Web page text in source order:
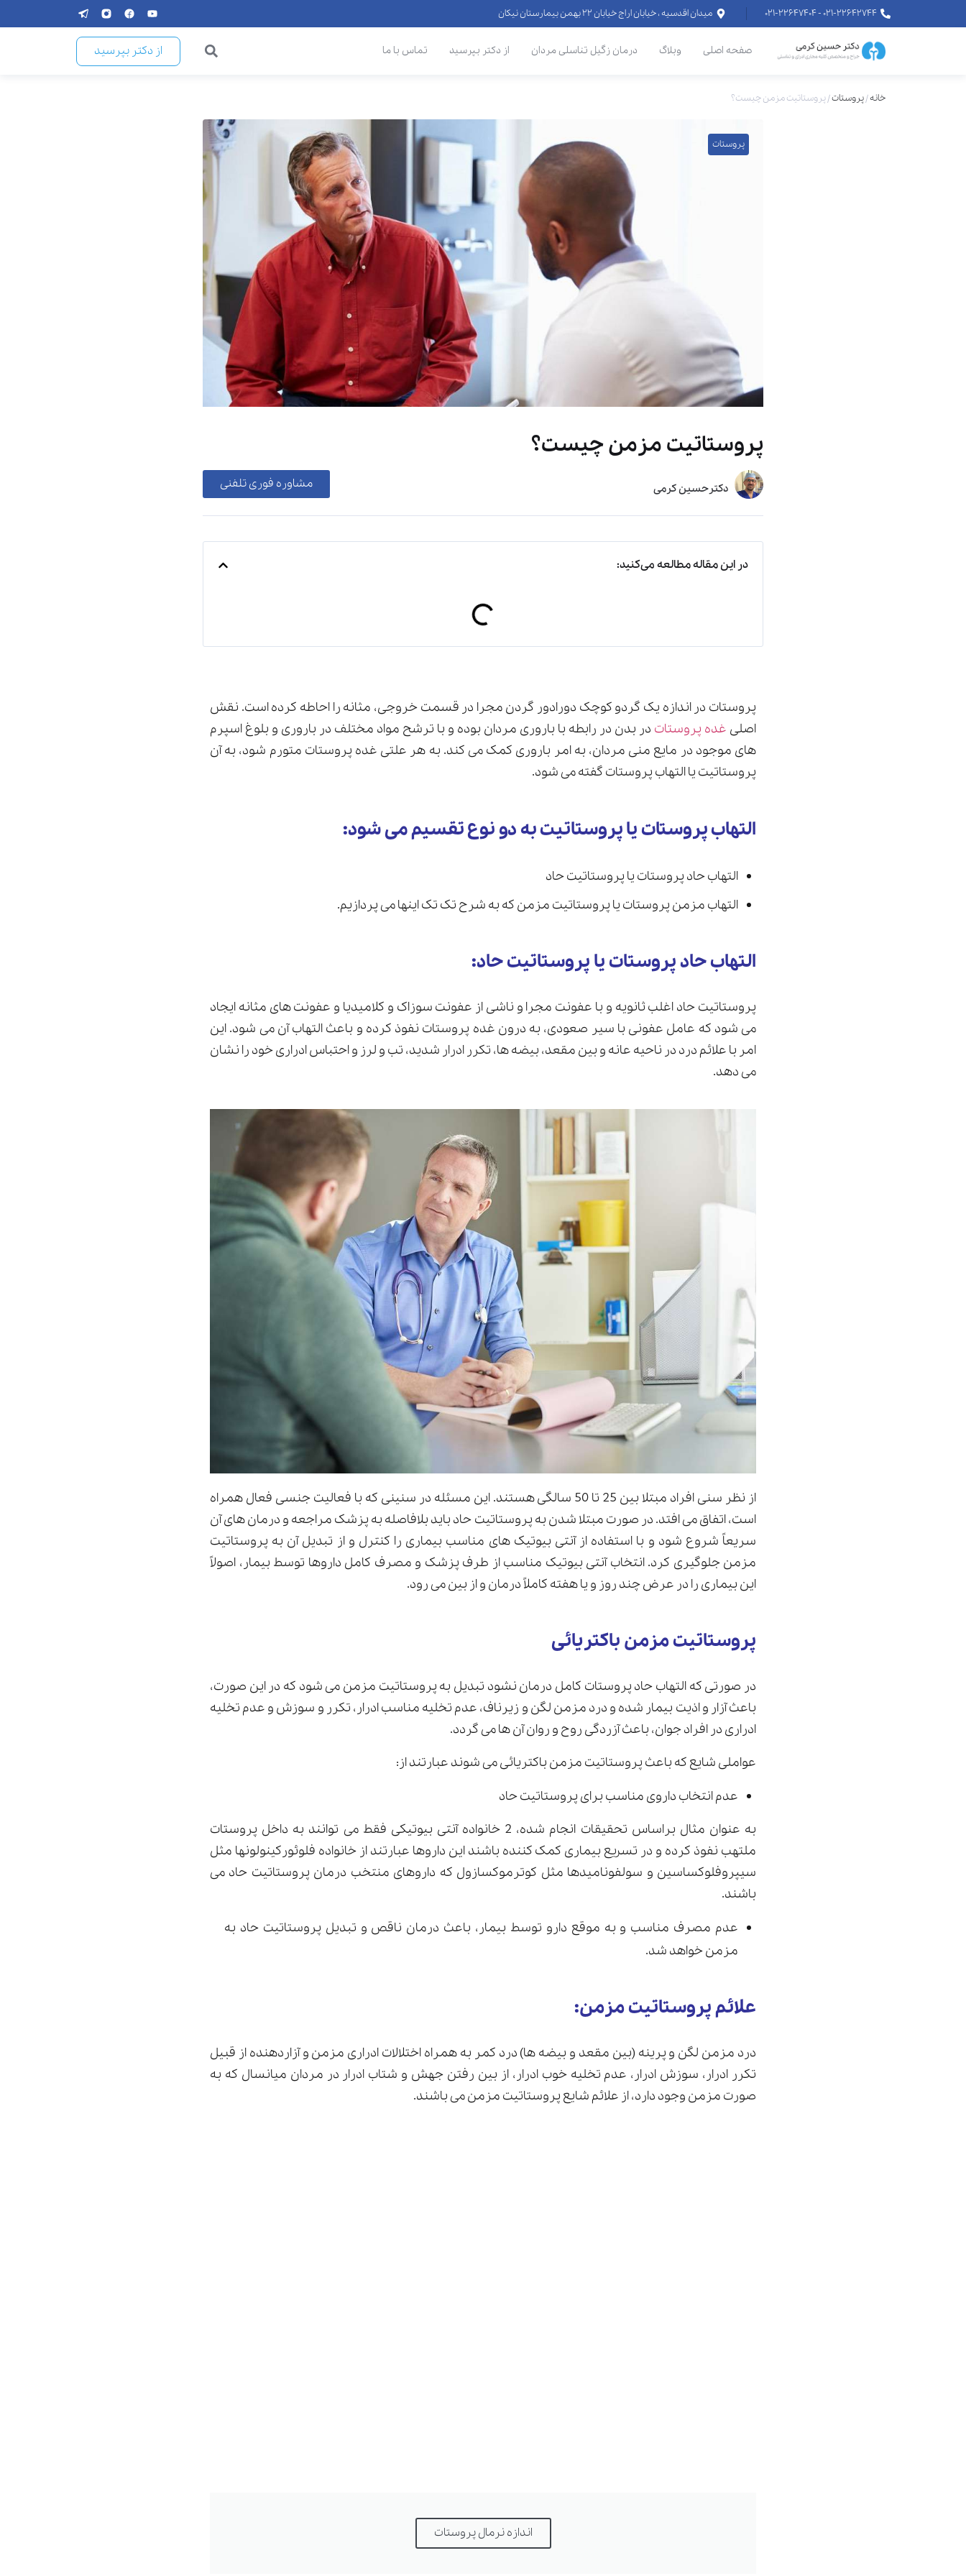
۰۲۱-۲۲۶۴۲۷۴۴ - ۰۲۱-۲۲۶۴۷۴۰۴ میدان اقدسیه ، خیابان اراج خیابان ۲۲ بهمن بیمارستان نیکان
صفحه اصلی وبلاگ درمان زگیل تناسلی مردان از دکتر بپرسید تماس با ما از دکتر بپرسید
خانه/پروستات/پروستاتیت مزمن چیست؟
پروستات
پروستاتیت مزمن چیست؟
دکترحسین کرمی مشاوره فوری تلفنی
در این مقاله مطالعه می‌کنید:
پروستات در اندازه یک گردو کوچک دورادور گردن مجرا در قسمت خروجی، مثانه را احاطه کرده است. نقش
اصلی غده پروستات در بدن در رابطه با باروری مردان بوده و با ترشح مواد مختلف در باروری و بلوغ اسپرم
های موجود در مایع منی مردان، به امر باروری کمک می کند. به هر علتی غده پروستات متورم شود، به آن
پروستاتیت یا التهاب پروستات گفته می شود.
التهاب پروستات یا پروستاتیت به دو نوع تقسیم می شود:
التهاب حاد پروستات یا پروستاتیت حاد
التهاب مزمن پروستات یا پروستاتیت مزمن که به شرح تک تک اینها می پردازیم.
التهاب حاد پروستات یا پروستاتیت حاد:
پروستاتیت حاد اغلب ثانویه و با عفونت مجرا و ناشی از عفونت سوزاک و کلامیدیا و عفونت های مثانه ایجاد
می شود که عامل عفونی با سیر صعودی، به درون غده پروستات نفوذ کرده و باعث التهاب آن می شود. این
امر با علائم درد در ناحیه عانه و بین مقعد، بیضه ها، تکرر ادرار شدید، تب و لرز و احتباس ادراری خود را نشان
می دهد.
از نظر سنی افراد مبتلا بین 25 تا 50 سالگی هستند. این مسئله در سنینی که با فعالیت جنسی فعال همراه
است، اتفاق می افتد. در صورت مبتلا شدن به پروستاتیت حاد باید بلافاصله به پزشک مراجعه و درمان های آن
سریعاً شروع شود و با استفاده از آنتی بیوتیک های مناسب بیماری را کنترل و از تبدیل آن به پروستاتیت
مزمن جلوگیری کرد. انتخاب آنتی بیوتیک مناسب از طرف پزشک و مصرف کامل داروها توسط بیمار، اصولاً
این بیماری را در عرض چند روز و یا هفته کاملاً درمان و از بین می رود.
پروستاتیت مزمن باکتریائی
در صورتی که التهاب حاد پروستات کامل درمان نشود تبدیل به پروستاتیت مزمن می شود که در این صورت،
باعث آزار و اذیت بیمار شده و درد مزمن لگن و زیرناف، عدم تخلیه مناسب ادرار، تکرر و سوزش و عدم تخلیه
ادراری در افراد جوان، باعث آزردگی روح و روان آن ها می گردد.
عواملی شایع که باعث پروستاتیت مزمن باکتریائی می شوند عبارتند از:
عدم انتخاب داروی مناسب برای پروستاتیت حاد
به عنوان مثال براساس تحقیقات انجام شده، 2 خانواده آنتی بیوتیکی فقط می توانند به داخل پروستات
ملتهب نفوذ کرده و در تسریع بیماری کمک کننده باشند این داروها عبارتند از خانواده فلوئورکینولونها مثل
سیپروفلوکساسین و سولفونامیدها مثل کوترموکسازول که داروهای منتخب درمان پروستاتیت حاد می
باشند.
عدم مصرف مناسب و به موقع دارو توسط بیمار، باعث درمان ناقص و تبدیل پروستاتیت حاد به
مزمن خواهد شد.
علائم پروستاتیت مزمن:
درد مزمن لگن و پرینه (بین مقعد و بیضه ها) درد کمر به همراه اختلالات ادراری مزمن و آزاردهنده از قبیل
تکرر ادرار، سوزش ادرار، عدم تخلیه خوب ادرار، از بین رفتن جهش و شتاب ادرار در مردان میانسال که به
صورت مزمن وجود دارد، از علائم شایع پروستاتیت مزمن می باشند.
اندازه نرمال پروستات